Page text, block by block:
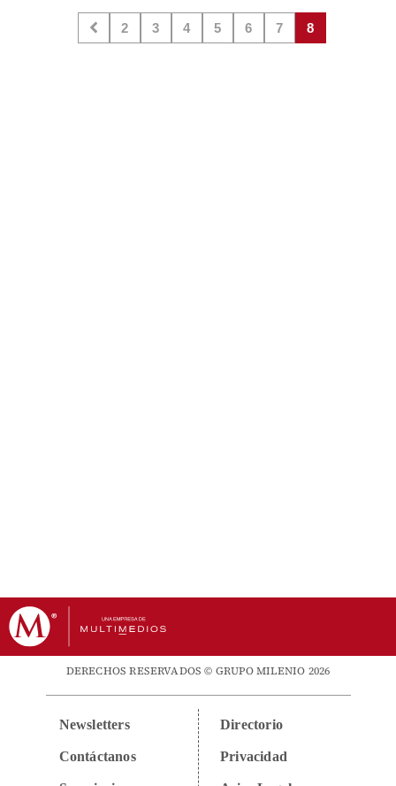
2 3 4 5 6 7 8
DERECHOS RESERVADOS © GRUPO MILENIO 2026
Newsletters
Contáctanos
Directorio
Privacidad